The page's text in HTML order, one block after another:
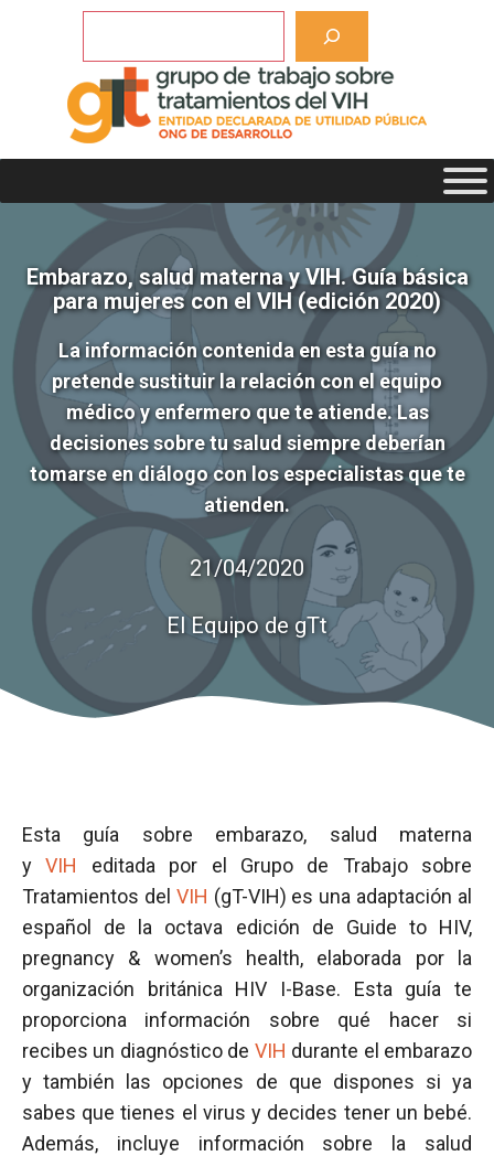
Embarazo, salud materna y VIH. Guía básica
para mujeres con el VIH (edición 2020)
La información contenida en esta guía no
pretende sustituir la relación con el equipo
médico y enfermero que te atiende. Las
decisiones sobre tu salud siempre deberían
tomarse en diálogo con los especialistas que te
atienden.
21/04/2020
El Equipo de gTt
Esta guía sobre embarazo, salud materna
yVIH
editada por el Grupo de Trabajo sobre
Tratamientos del VIH (gT-VIH) es una adaptación al
español de la octava edición de Guide to HIV,
pregnancy & women’s health, elaborada por la
organización británica HIV I-Base. Esta guía te
proporciona información sobre qué hacer si
recibes un diagnóstico de VIH durante el embarazo
y también las opciones de que dispones si ya
sabes que tienes el virus y decides tener un bebé.
Además, incluye información sobre la salud